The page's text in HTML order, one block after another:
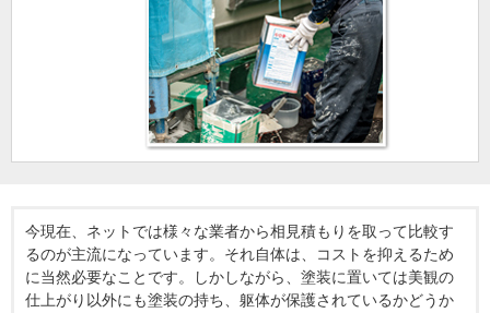
今現在、ネットでは様々な業者から相見積もりを取って比較す
るのが主流になっています。それ自体は、コストを抑えるため
に当然必要なことです。しかしながら、塗装に置いては美観の
仕上がり以外にも塗装の持ち、躯体が保護されているかどうか